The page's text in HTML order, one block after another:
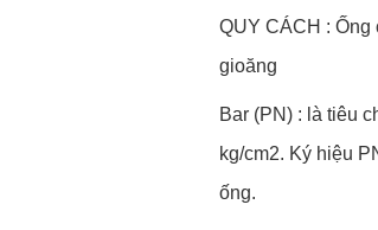
QUY CÁCH : Ống
gioăng
Bar (PN) : là tiêu
kg/cm2. Ký hiệu
ống.